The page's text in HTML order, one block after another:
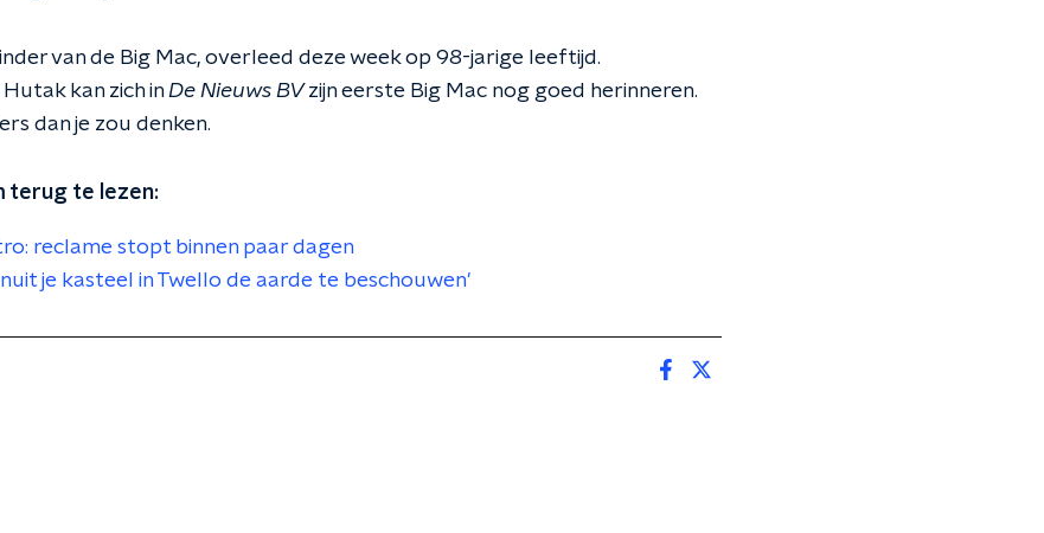
van de Big Mac, overleed deze week op 98-jarige leeftijd.
kan zich inDe Nieuws BVzijn eerste Big Mac nog goed herinneren.
dan je zou denken.
terug te lezen:
reclame stopt binnen paar dagen
je kasteel in Twello de aarde te beschouwen'